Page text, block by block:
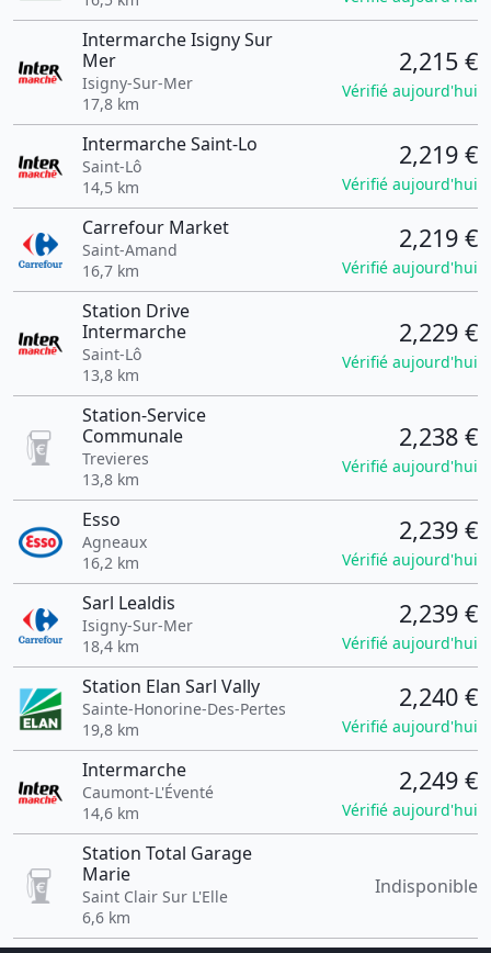
Intermarche Isigny Sur
Mer
Isigny-Sur-Mer
17,8 km
2,215 €
Vérifié aujourd'hui
Intermarche Saint-Lo
Saint-Lô
14,5 km
2,219 €
Vérifié aujourd'hui
Carrefour Market
Saint-Amand
16,7 km
2,219 €
Vérifié aujourd'hui
Station Drive
Intermarche
Saint-Lô
13,8 km
2,229 €
Vérifié aujourd'hui
Station-Service
Communale
Trevieres
13,8 km
2,238 €
Vérifié aujourd'hui
Esso
Agneaux
16,2 km
2,239 €
Vérifié aujourd'hui
Sarl Lealdis
Isigny-Sur-Mer
18,4 km
2,239 €
Vérifié aujourd'hui
Station Elan Sarl Vally
Sainte-Honorine-Des-Pertes
19,8 km
2,240 €
Vérifié aujourd'hui
Intermarche
Caumont-L'Éventé
14,6 km
2,249 €
Vérifié aujourd'hui
Station Total Garage
Marie
Saint Clair Sur L'Elle
6,6 km
Indisponible